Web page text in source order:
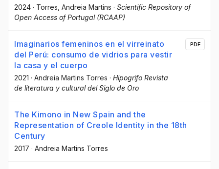
2024 · Torres, Andreia Martins · Scientific Repository of
Open Access of Portugal (RCAAP)
Imaginarios femeninos en el virreinato
del Perú: consumo de vidrios para vestir
la casa y el cuerpo
2021 · Andreia Martins Torres · Hipogrifo Revista
de literatura y cultural del Siglo de Oro
PDF
The Kimono in New Spain and the
Representation of Creole Identity in the 18th
Century
2017 · Andreia Martins Torres